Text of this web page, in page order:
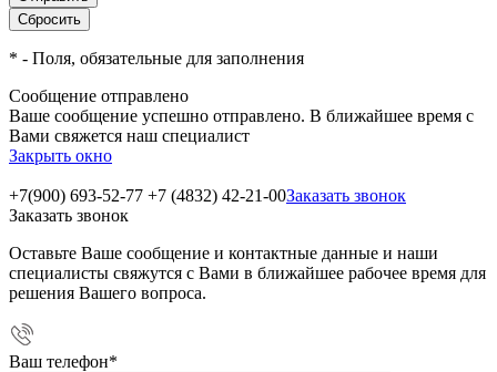
* - Поля, обязательные для заполнения
Сообщение отправлено
Ваше сообщение успешно отправлено. В ближайшее время с
Вами свяжется наш специалист
Закрыть окно
+7(900) 693-52-77 +7 (4832) 42-21-00Заказать звонок
Заказать звонок
Оставьте Ваше сообщение и контактные данные и наши
специалисты свяжутся с Вами в ближайшее рабочее время для
решения Вашего вопроса.
Ваш телефон*